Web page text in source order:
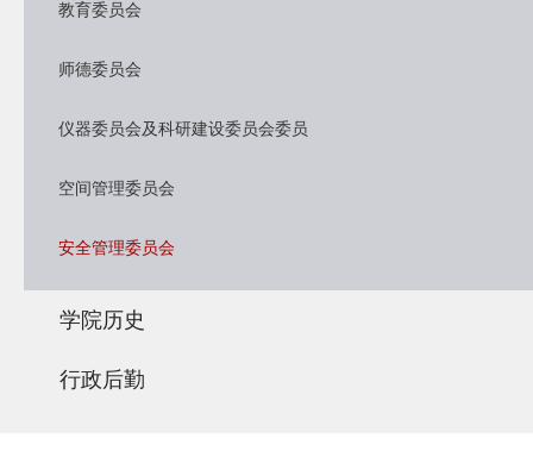
教育委员会
师德委员会
仪器委员会及科研建设委员会委员
空间管理委员会
安全管理委员会
学院历史
行政后勤